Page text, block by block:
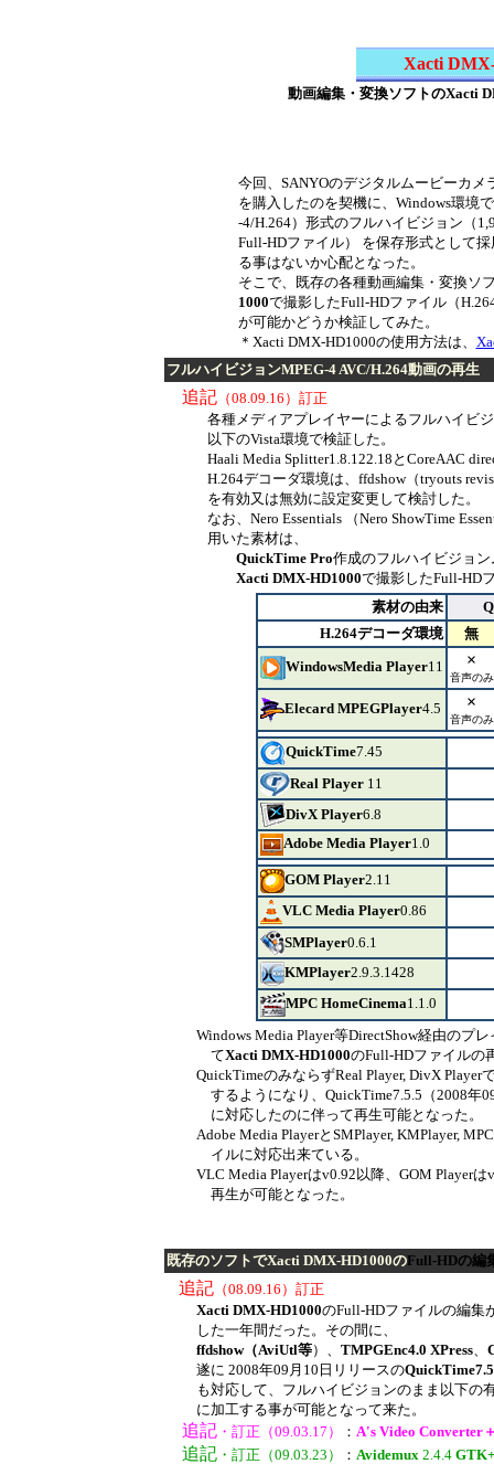
Xacti
動画編集・変換ソフトのXacti
今回、SANYOのデジタルムービーカメ
を購入したのを契機に、Windows環境で
-4/H.264）形式のフルハイビジョン（
Full-HDファイル） を保存形式として採
る事はないか心配となった。
そこで、既存の各種動画編集・変換ソ
1000で撮影し たFull-HDファイル（
が可能かどうか検証してみた。
＊Xacti DMX-HD1000の使用方法は、
フルハイビジョンMPEG-4 AVC/H.264動画の再生
追記（08.09.16）訂正
各種メディアプレイヤーによるフルハイビジ
以下のVista環境で検証した。
Haali Media Splitter1.8.122.18 と CoreAAC
H.264デコーダ環境は、 ffdshow（tryouts
を有効又は無効に設定変更して検討した。
なお、Nero Essentials （Nero ShowTime
用いた素材は、
QuickTime Pro作成のフルハイビジョン
Xacti DMX-HD1000で撮影したFull-HD
素材の由来
H.264デコーダ環境
無
WindowsMedia Player11 ×
音声のみ
Elecard MPEGPlayer4.5 ×
音声のみ
QuickTime7.45
Real Player11
DivX Player6.8
Adobe Media Player1.0
GOM Player2.11
VLC Media Player0.86
SMPlayer0.6.1
KMPlayer2.9.3.1428
MPC HomeCinema1.1.0
Windows Media Player等DirectShow経由のプ
てXacti DMX-HD1000のFull-HDファイルの
QuickTimeのみならずReal Player, DivX Player
するようになり、 QuickTime7.5.5 （2008年
に対応したのに伴って再生可能とな った。
Adobe Media Playerと SMPlayer, KMPlayer,
イ ルに対応出来ている。
VLC Media Playerはv0.92以降、 GOM Playerは
再生が可能となった。
既存のソフトでXacti DMX-HD1000のFull-HDの編
追記（08.09.16）訂正
Xacti DMX-HD1000のFull-HDファイルの編集
した一年間 だっ た。 その間に、
ffdshow（AviUtl等）、 TMPGEnc4.0 XPress、
遂に 2008年09月10日リリースの
も対応して、 フルハイビジョンのまま以下の
に加工する事が可能とな って来た。
追記・訂正 （09.03.17） ： A's Video Converter
追記・訂正 （09.03.23） ： Avidemux2.4.4 GTK+